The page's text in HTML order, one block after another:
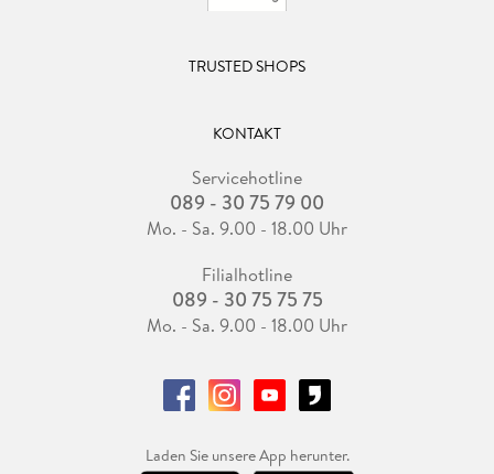
TRUSTED SHOPS
KONTAKT
Servicehotline
089 - 30 75 79 00
Mo. - Sa. 9.00 - 18.00 Uhr
Filialhotline
089 - 30 75 75 75
Mo. - Sa. 9.00 - 18.00 Uhr
Laden Sie unsere App herunter.